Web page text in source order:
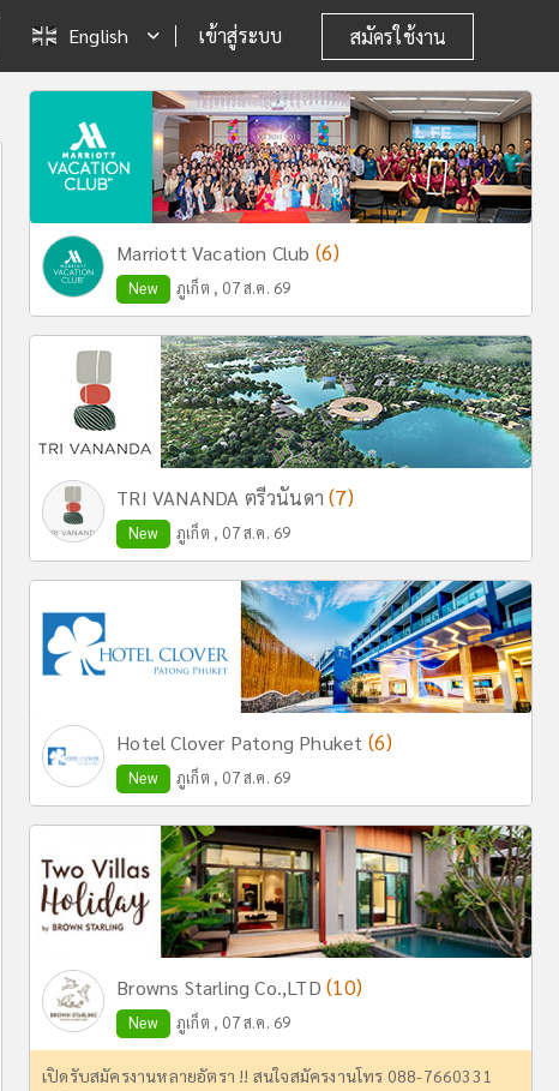
English เข้าสู่ระบบ สมัครใช้งาน
Marriott Vacation Club (6)
New ภูเก็ต , 07 ส.ค. 69
TRI VANANDA ตรีวนันดา(7)
New ภูเก็ต , 07 ส.ค. 69
Hotel Clover Patong Phuket (6)
New ภูเก็ต , 07 ส.ค. 69
Browns Starling Co.,LTD(10)
New ภูเก็ต , 07 ส.ค. 69
เปิดรับสมัครงานหลายอัตรา !! สนใจสมัครงานโทร 088-7660331